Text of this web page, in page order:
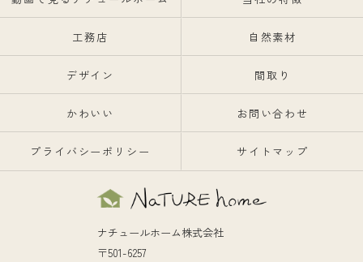
工務店 自然素材
デザイン 間取り
かわいい お問い合わせ
プライバシーポリシー サイトマップ
ナチュールホーム株式会社
〒501-6257